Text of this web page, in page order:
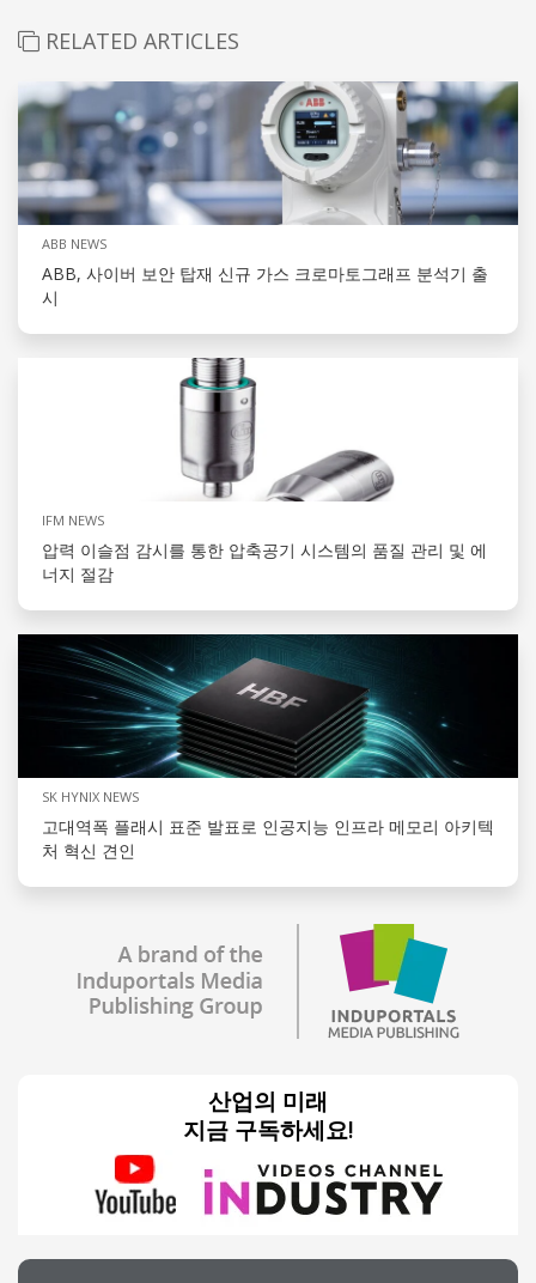
RELATED ARTICLES
ABB NEWS
ABB, 사이버 보안 탑재 신규 가스 크로마토그래프 분석기 출
시
IFM NEWS
압력 이슬점 감시를 통한 압축공기 시스템의 품질 관리 및 에
너지 절감
SK HYNIX NEWS
고대역폭 플래시 표준 발표로 인공지능 인프라 메모리 아키텍
처 혁신 견인
산업의 미래
지금 구독하세요!